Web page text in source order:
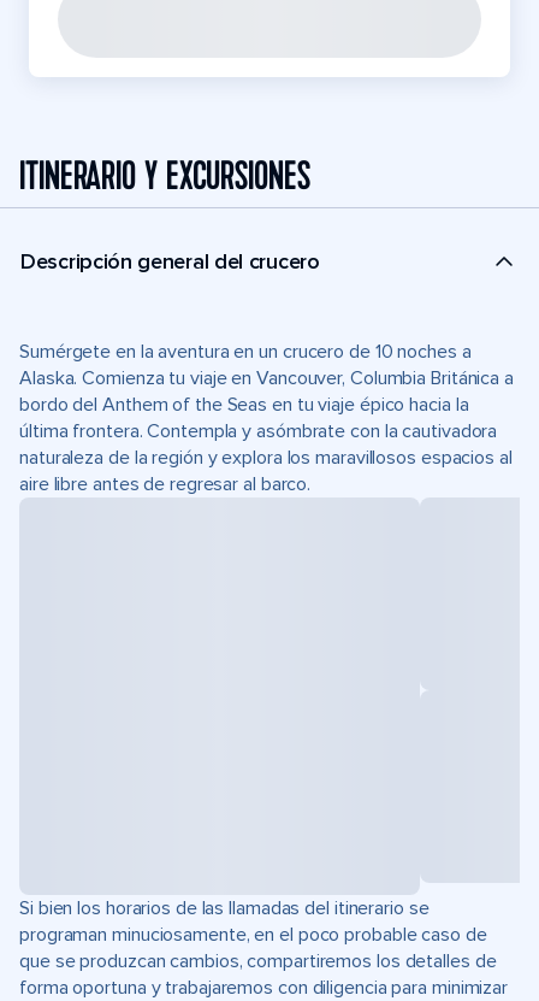
ITINERARIO Y EXCURSIONES
Descripción general del crucero
Sumérgete en la aventura en un crucero de 10 noches a
Alaska. Comienza tu viaje en Vancouver, Columbia Británica a
bordo del Anthem of the Seas en tu viaje épico hacia la
última frontera. Contempla y asómbrate con la cautivadora
naturaleza de la región y explora los maravillosos espacios al
aire libre antes de regresar al barco.
Si bien los horarios de las llamadas del itinerario se
programan minuciosamente, en el poco probable caso de
que se produzcan cambios, compartiremos los detalles de
forma oportuna y trabajaremos con diligencia para minimizar